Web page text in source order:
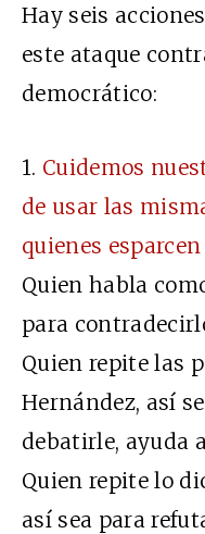
Hay seis
este ataque
democrático:
1. Cuidemos
de usar las
quienes
Quien habla
para
Quien repite las
Hernández, así
debatirle, ayuda
Quien repite lo
así sea para